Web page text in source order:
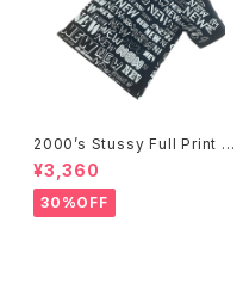
2000’s Stussy Full Print T-
Shirts -2000年代 ステューシ
ー フルプリントTシャツ-
¥3,360
30%OFF